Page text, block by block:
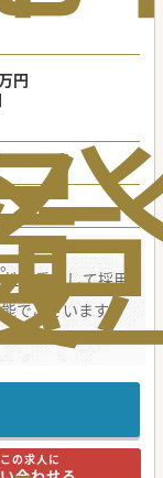
円
整
を重視して採用
でございます。
応えるべく新た
域医療への貢献
や専門性に応じ
この求人に